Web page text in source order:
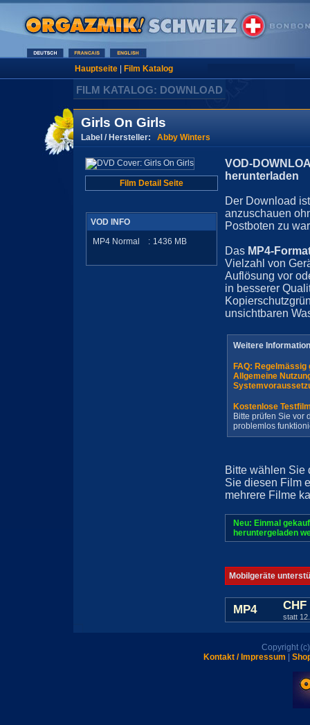
Hauptseite| Film Katalog
FILM KATALOG: DOWNLOAD
Girls On Girls
Label / Hersteller: Abby Winters
Film Detail Seite
VOD INFO
MP4 Normal
: 1436 MB
VOD-
herunterladen
Der Download
anzuschauen
Postboten zu
Das MP4-
Vielzahl von
Auflösung vor
in besserer
unsichtbaren
Weitere
FAQ:
Allgemeine
Kostenlose
Bitte prüfen Sie vor
problemlos
Bitte wählen Sie
Sie diesen Film
mehrere Filme
Neu: Einmal
heruntergeladen
Mobilgeräte
MP4
statt
Copyright
Kontakt / Impressum